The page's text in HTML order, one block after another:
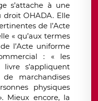
s’attache à une
OHADA. Elle
de l’Acte
« qu’aux termes
l’Acte uniforme
: « les
s’appliquent
marchandises
physiques
Mieux encore, la